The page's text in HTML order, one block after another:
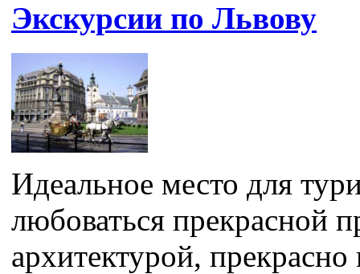
Экскурсии по Львову
Идеальное место для
любоваться прекрасной
архитектурой,